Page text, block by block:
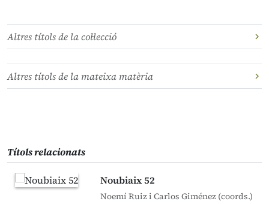
Altres títols de la col·lecció
Altres títols de la mateixa matèria
Títols relacionats
Noubiaix 52
Noemí Ruiz i Carlos Giménez (coords.)